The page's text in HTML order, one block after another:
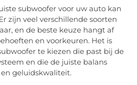
subwoofer voor uw auto kan
zijn veel verschillende soorten
en de beste keuze hangt af
en voorkeuren. Het is
te kiezen die past bij de
en die de juiste balans
geluidskwaliteit.